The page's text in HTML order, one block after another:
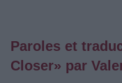
Paroles et
Closer» par